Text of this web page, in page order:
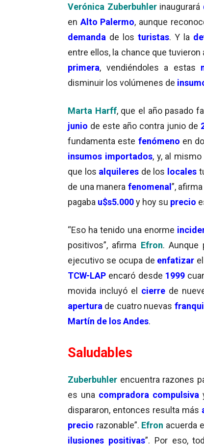
Verónica Zuberbuhlerinaugurará
en Alto Palermo, aunque
demanda de los turistas. Y la
entre ellos, la chance que tuvieron
primera, vendiéndoles a estas
disminuir los volúmenes de
Marta Harff, que el año pasado
junio de este año contra junio de
fundamenta este fenómeno en
insumos importados, y, al
que los alquileres de los locales
de una manera fenomenal”,
pagaba u$s5.000y hoy su precio
“Eso ha tenido una enorme
positivos”, afirma Efron. Aunque
ejecutivo se ocupa de enfatizar el
TCW-LAP encaró desde 1999
movida incluyó el cierre de
apertura de cuatro nuevas
Martín de los Andes.
Saludables
Zuberbuhler encuentra razones
es una compradora compulsiva
dispararon, entonces resulta más
precio razonable”. Efron acuerda
ilusiones positivas”. Por eso,